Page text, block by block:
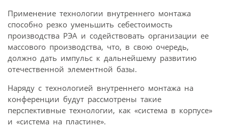
Применение технологии внутреннего монтажа
способно резко уменьшить себестоимость
производства РЭА и содействовать организации ее
массового производства, что, в свою очередь,
должно дать импульс к дальнейшему развитию
отечественной элементной базы.
Наряду с технологией внутреннего монтажа на
конференции будут рассмотрены такие
перспективные технологии, как «система в корпусе»
и «система на пластине».